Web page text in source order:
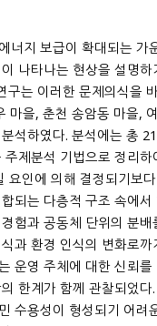
너지 보급이 확대되는
나타나는 현상을 설명
구는 이러한 문제의식을
마을, 춘천 송암동 마을,
석하였다. 분석에는 총
제분석 기법으로 정리
요인에 의해 결정되기보
되는 다층적 구조 속에
험과 공동체 단위의 분
과 환경 인식의 변화로
운영 주체에 대한 신뢰
한계가 함께 관찰되었
수용성이 형성되기 어